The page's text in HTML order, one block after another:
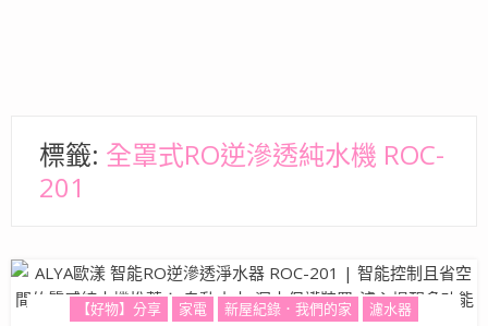
標籤: 全罩式RO逆滲透純水機 ROC-
201
【好物】分享 家電 新屋紀錄．我們的家 濾水器